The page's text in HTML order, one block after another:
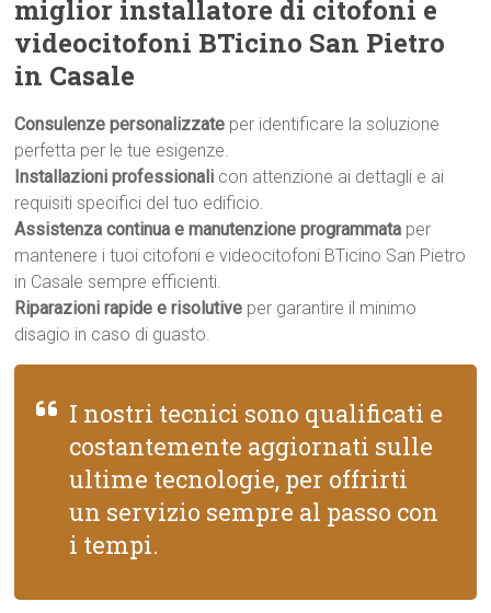
miglior installatore di citofoni e
videocitofoni BTicino San Pietro
in Casale
Consulenze personalizzate per identificare la soluzione
perfetta per le tue esigenze.
Installazioni professionali con attenzione ai dettagli e ai
requisiti specifici del tuo edificio.
Assistenza continua e manutenzione programmata per
mantenere i tuoi citofoni e videocitofoni BTicino San Pietro
in Casale sempre efficienti.
Riparazioni rapide e risolutive per garantire il minimo
disagio in caso di guasto.
I nostri tecnici sono qualificati e
costantemente aggiornati sulle
ultime tecnologie, per offrirti
un servizio sempre al passo con
i tempi.